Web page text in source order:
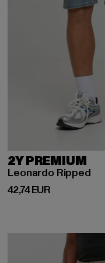
2Y PREMIUM
Leonardo Ripped
42,74 EUR
Prix courant: 42,74 EUR